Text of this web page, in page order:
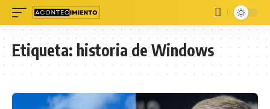
Etiqueta:historia de Windows